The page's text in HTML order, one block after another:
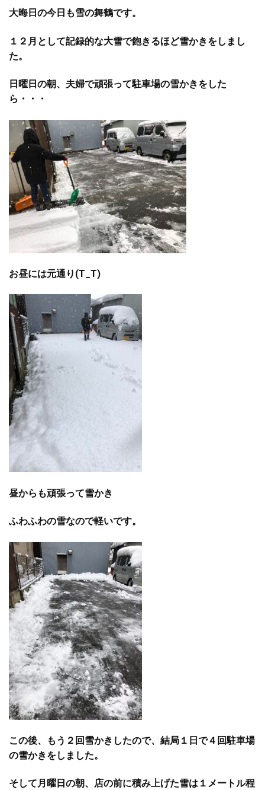
大晦日の今日も雪の舞鶴です。
１２月として記録的な大雪で飽きるほど雪かきをしまし
た。
日曜日の朝、夫婦で頑張って駐車場の雪かきをした
ら・・・
お昼には元通り(T_T)
昼からも頑張って雪かき
ふわふわの雪なので軽いです。
この後、もう２回雪かきしたので、結局１日で４回駐車場
の雪かきをしました。
そして月曜日の朝、店の前に積み上げた雪は１メートル程